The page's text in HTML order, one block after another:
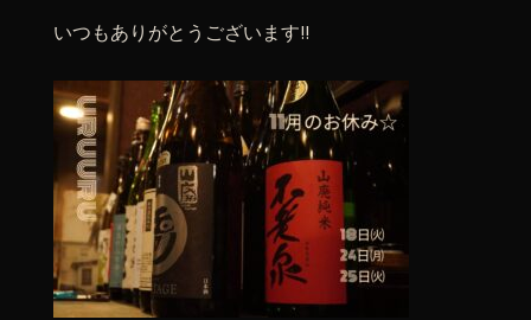
いつもありがとうございます!!